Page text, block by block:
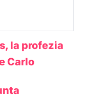
la profezia
Carlo